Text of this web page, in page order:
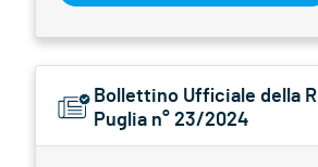
Bollettino Ufficiale della
Puglia n° 23/2024